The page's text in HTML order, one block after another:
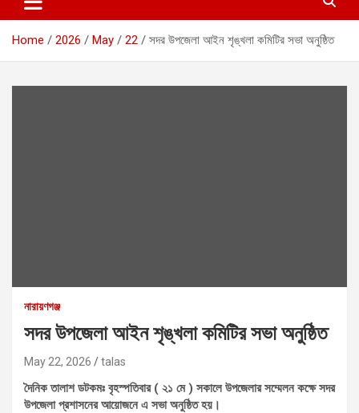
Home 2026 May 22 সদর উপজেলা আইন শৃঙ্খলা কমিটির সভা অনুষ্ঠিত
নারায়ণগঞ্জ
সদর উপজেলা আইন শৃঙ্খলা কমিটির সভা অনুষ্ঠিত
May 22, 2026 talas
দৈনিক তালাশ ডটকমঃ বৃহস্পতিবার ( ২১ মে ) সকালে উপজেলার সম্মেলন কক্ষে সদর
উপজেলা প্রশাসনের আয়োজনে এ সভা অনুষ্ঠিত হয়।